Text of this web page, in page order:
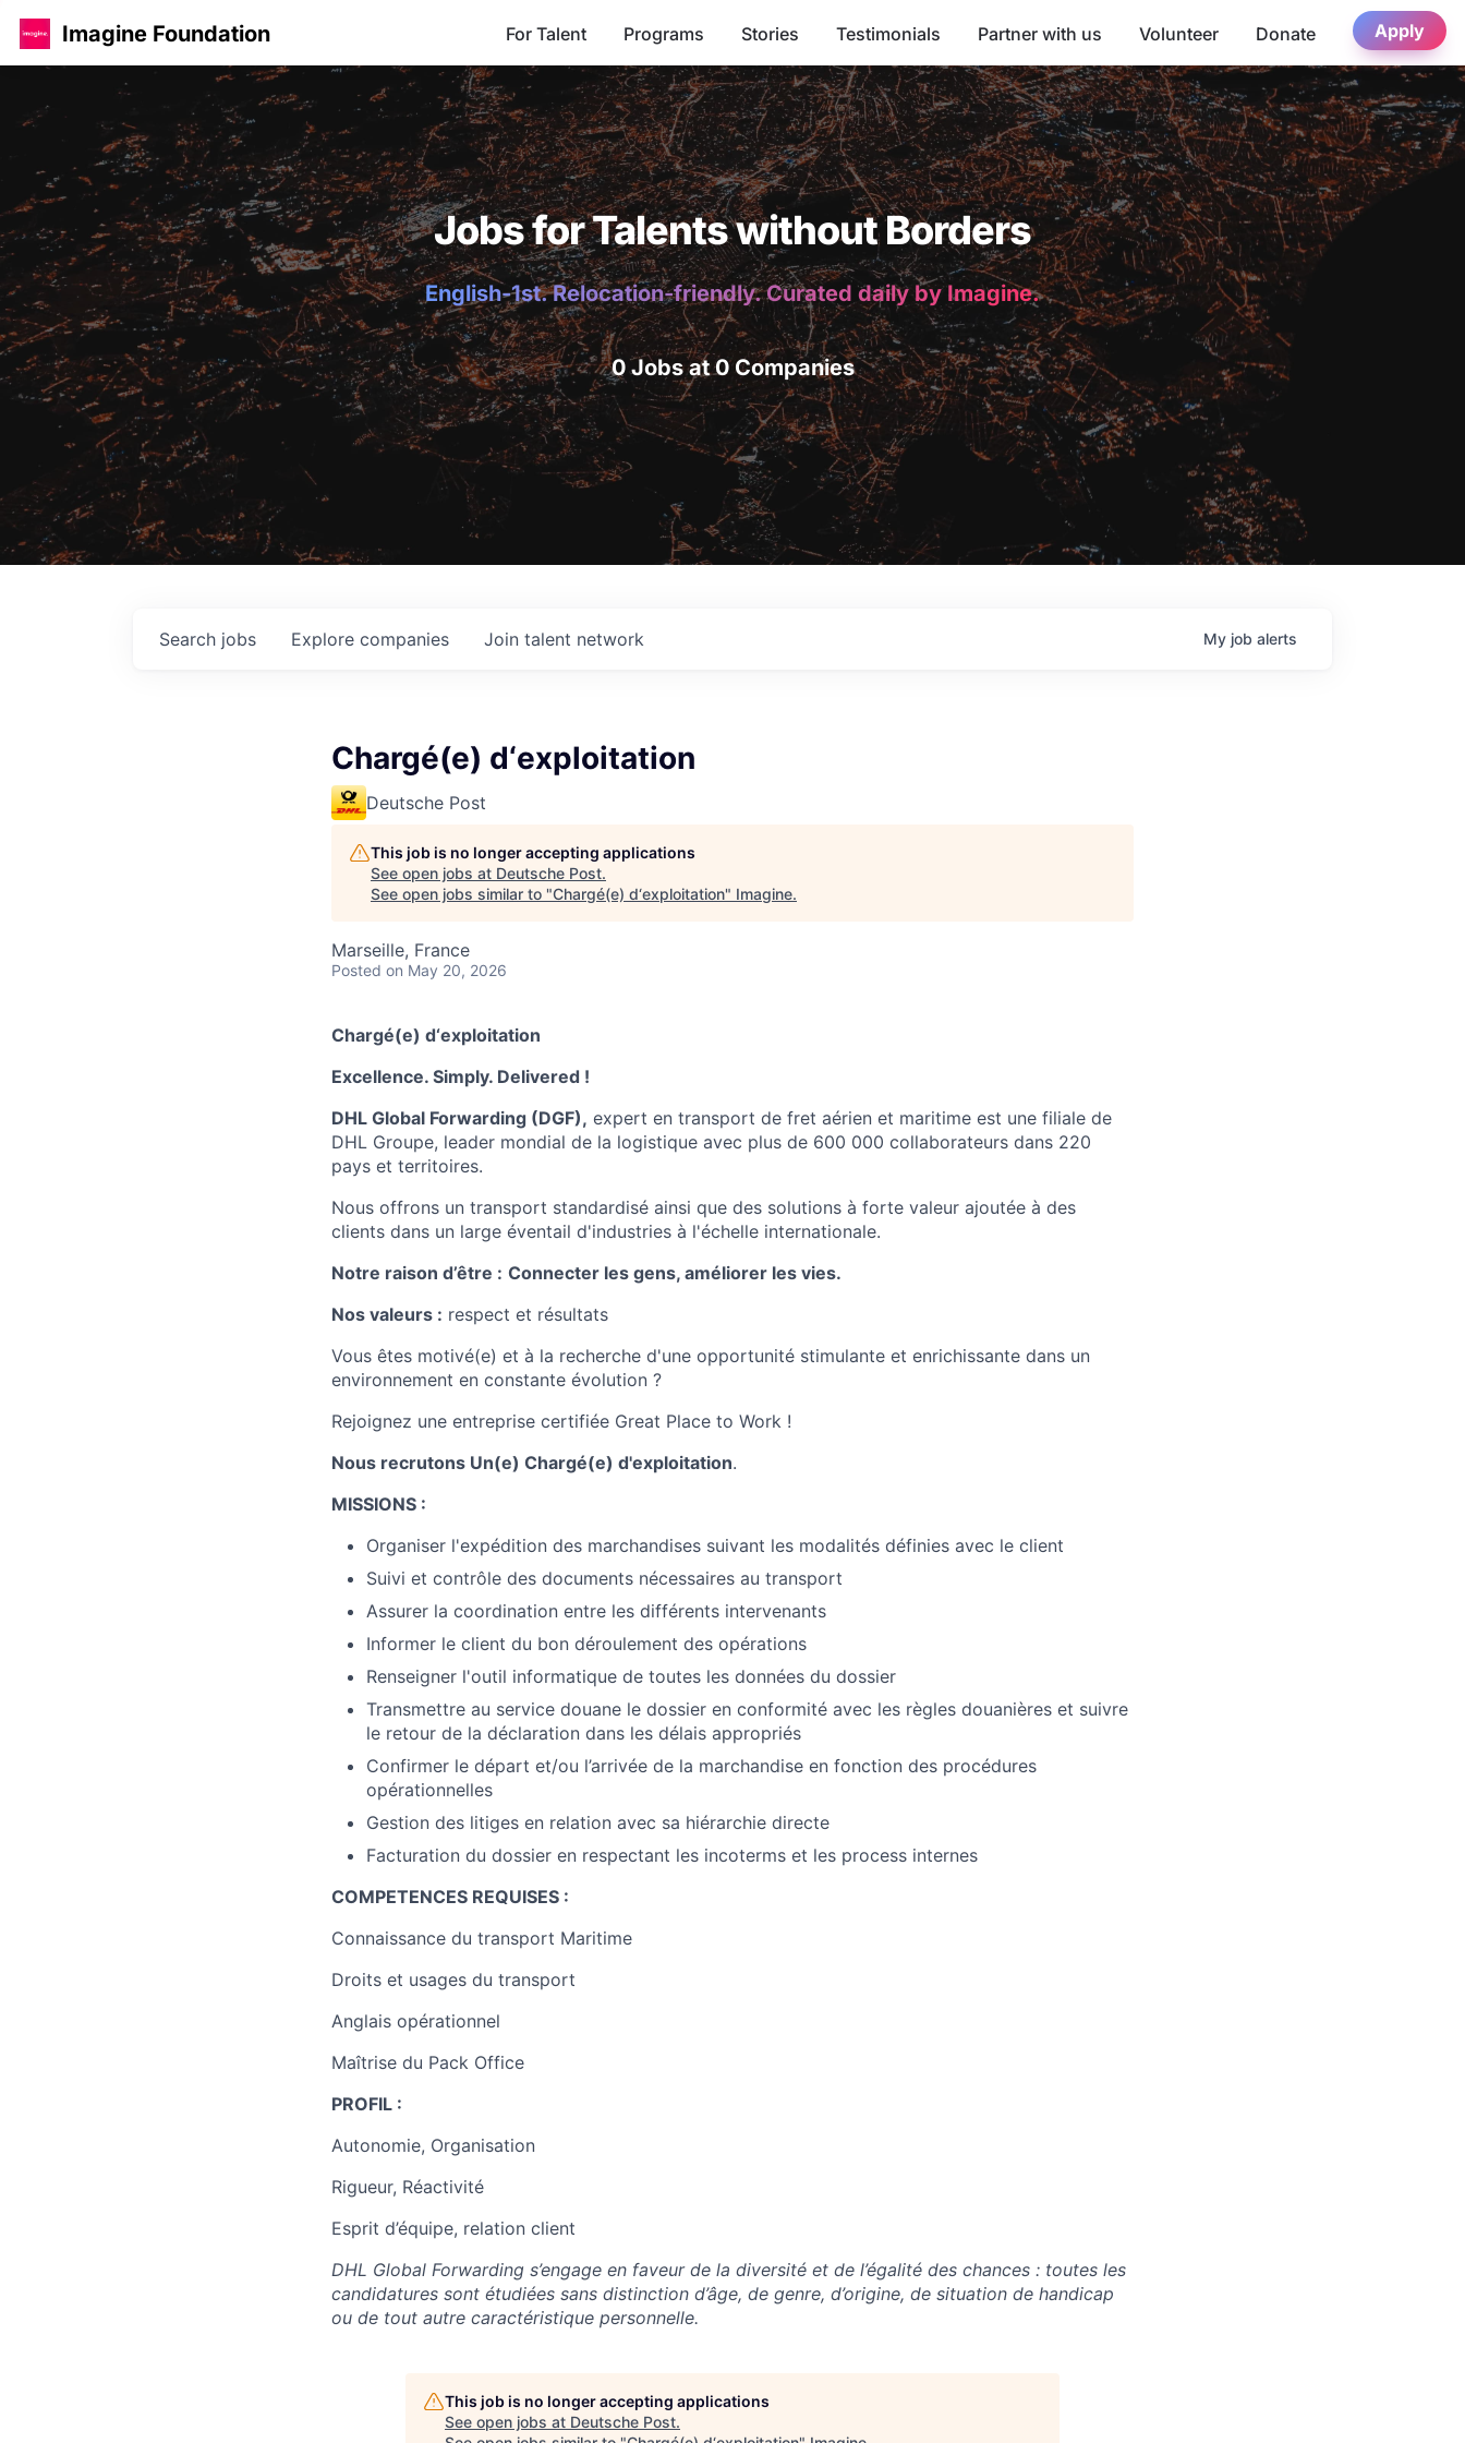
Imagine Foundation For Talent Programs Stories Testimonials Partner with us Volunteer Donate Apply
Jobs for Talents without Borders
English-1st. Relocation-friendly. Curated daily by Imagine.
0 Jobs at 0 Companies
Search jobs Explore companies Join talent network My job alerts
Chargé(e) d‘exploitation
Deutsche Post
This job is no longer accepting applications
See open jobs at Deutsche Post.
See open jobs similar to "Chargé(e) d‘exploitation" Imagine.
Marseille, France
Posted on May 20, 2026
Chargé(e) d‘exploitation
Excellence. Simply. Delivered !
DHL Global Forwarding (DGF), expert en transport de fret aérien et maritime est une filiale de
DHL Groupe, leader mondial de la logistique avec plus de 600 000 collaborateurs dans 220
pays et territoires.
Nous offrons un transport standardisé ainsi que des solutions à forte valeur ajoutée à des
clients dans un large éventail d'industries à l'échelle internationale.
Notre raison d’être : Connecter les gens, améliorer les vies.
Nos valeurs : respect et résultats
Vous êtes motivé(e) et à la recherche d'une opportunité stimulante et enrichissante dans un
environnement en constante évolution ?
Rejoignez une entreprise certifiée Great Place to Work !
Nous recrutons Un(e) Chargé(e) d'exploitation.
MISSIONS :
Organiser l'expédition des marchandises suivant les modalités définies avec le client
Suivi et contrôle des documents nécessaires au transport
Assurer la coordination entre les différents intervenants
Informer le client du bon déroulement des opérations
Renseigner l'outil informatique de toutes les données du dossier
Transmettre au service douane le dossier en conformité avec les règles douanières et suivre
le retour de la déclaration dans les délais appropriés
Confirmer le départ et/ou l’arrivée de la marchandise en fonction des procédures
opérationnelles
Gestion des litiges en relation avec sa hiérarchie directe
Facturation du dossier en respectant les incoterms et les process internes
COMPETENCES REQUISES :
Connaissance du transport Maritime
Droits et usages du transport
Anglais opérationnel
Maîtrise du Pack Office
PROFIL :
Autonomie, Organisation
Rigueur, Réactivité
Esprit d’équipe, relation client
DHL Global Forwarding s’engage en faveur de la diversité et de l’égalité des chances : toutes les
candidatures sont étudiées sans distinction d’âge, de genre, d’origine, de situation de handicap
ou de tout autre caractéristique personnelle.
This job is no longer accepting applications
See open jobs at Deutsche Post.